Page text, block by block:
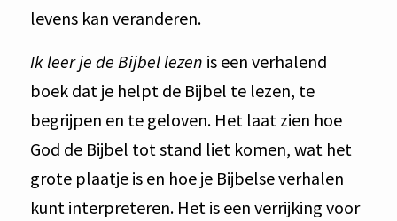
levens kan veranderen.
Ik leer je de Bijbel lezen is een verhalend
boek dat je helpt de Bijbel te lezen, te
begrijpen en te geloven. Het laat zien hoe
God de Bijbel tot stand liet komen, wat het
grote plaatje is en hoe je Bijbelse verhalen
kunt interpreteren. Het is een verrijking voor